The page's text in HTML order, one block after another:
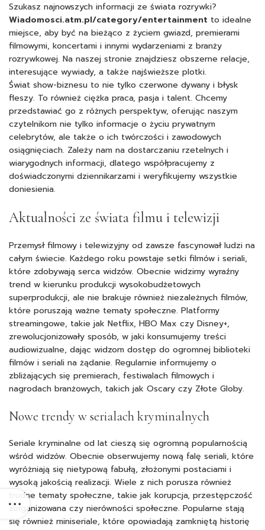
Szukasz najnowszych informacji ze świata rozrywki?
Wiadomosci.atm.pl/category/entertainment to idealne
miejsce, aby być na bieżąco z życiem gwiazd, premierami
filmowymi, koncertami i innymi wydarzeniami z branży
rozrywkowej. Na naszej stronie znajdziesz obszerne relacje,
interesujące wywiady, a także najświeższe plotki.
Świat show-biznesu to nie tylko czerwone dywany i błysk
fleszy. To również ciężka praca, pasja i talent. Chcemy
przedstawiać go z różnych perspektyw, oferując naszym
czytelnikom nie tylko informacje o życiu prywatnym
celebrytów, ale także o ich twórczości i zawodowych
osiągnięciach. Zależy nam na dostarczaniu rzetelnych i
wiarygodnych informacji, dlatego współpracujemy z
doświadczonymi dziennikarzami i weryfikujemy wszystkie
doniesienia.
Aktualności ze świata filmu i telewizji
Przemysł filmowy i telewizyjny od zawsze fascynował ludzi na
całym świecie. Każdego roku powstaje setki filmów i seriali,
które zdobywają serca widzów. Obecnie widzimy wyraźny
trend w kierunku produkcji wysokobudżetowych
superprodukcji, ale nie brakuje również niezależnych filmów,
które poruszają ważne tematy społeczne. Platformy
streamingowe, takie jak Netflix, HBO Max czy Disney+,
zrewolucjonizowały sposób, w jaki konsumujemy treści
audiowizualne, dając widzom dostęp do ogromnej biblioteki
filmów i seriali na żądanie. Regularnie informujemy o
zbliżających się premierach, festiwalach filmowych i
nagrodach branżowych, takich jak Oscary czy Złote Globy.
Nowe trendy w serialach kryminalnych
Seriale kryminalne od lat cieszą się ogromną popularnością
wśród widzów. Obecnie obserwujemy nową falę seriali, które
wyróżniają się nietypową fabułą, złożonymi postaciami i
wysoką jakością realizacji. Wiele z nich porusza również
trudne tematy społeczne, takie jak korupcja, przestępczość
zorganizowana czy nierówności społeczne. Popularne stają
się również miniseriale, które opowiadają zamkniętą historię